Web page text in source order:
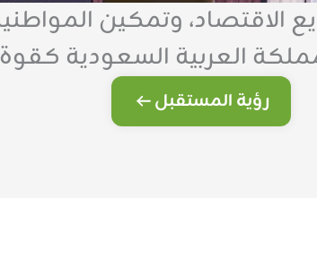
الاقتصاد، وتمكين
العربية السعودية
رؤية المستقبل